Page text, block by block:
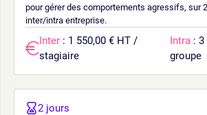
pour gérer des comportements agressifs, sur
inter/intra entreprise.
Inter : 1 550,00 € HT /
stagiaire
Intra :
groupe
2 jours